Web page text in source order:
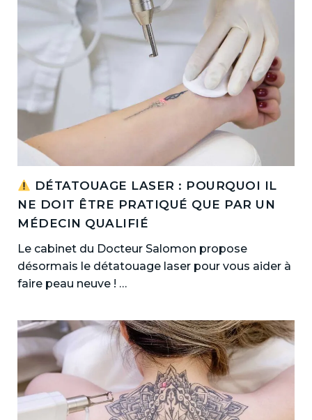
DÉTATOUAGE LASER : POURQUOI IL
NE DOIT ÊTRE PRATIQUÉ QUE PAR UN
MÉDECIN QUALIFIÉ
Le cabinet du Docteur Salomon propose
désormais le détatouage laser pour vous aider à
faire peau neuve ! …